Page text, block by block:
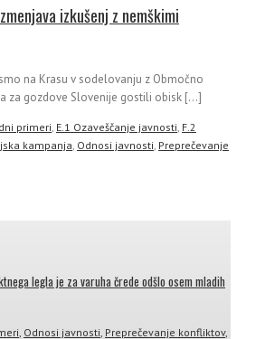
izkušenj z nemškimi
na Krasu v sodelovanju z Območno
za gozdove Slovenije gostili obisk [...]
primeri, E.1 Ozaveščanje javnosti, F.2
kampanja, Odnosi javnosti, Preprečevanje
legla je za varuha črede odšlo osem mladih
Odnosi javnosti Preprečevanje konfliktov,